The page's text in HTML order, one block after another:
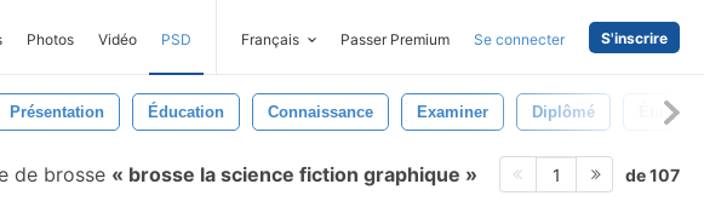
Photos Vidéo PSD Français Passer Premium Se connecter S'inscrire
Présentation Éducation Connaissance Examiner Diplômé Étudiant
de brosse brosse la science fiction graphique 1 de 107